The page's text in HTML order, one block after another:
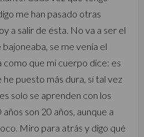
me han pasado otras
a salir de ésta. No va a ser el
se me venía el
que mi cuerpo dice: es
puesto más dura, sí tal vez
solo se aprenden con los
son 20 años, aunque a
Miro para atrás y digo qué